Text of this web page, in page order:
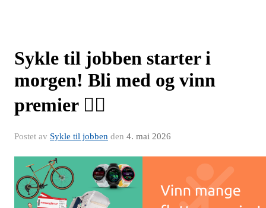
Sykle til jobben starter i
morgen! Bli med og vinn
premier 🚴‍♀️
Postet av Sykle til jobben den 4. mai 2026